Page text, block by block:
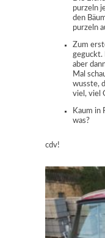
purzeln
den
purzeln
Zum
geguckt.
aber
Mal
wusste,
viel, viel
Kaum in
was?
cdv!